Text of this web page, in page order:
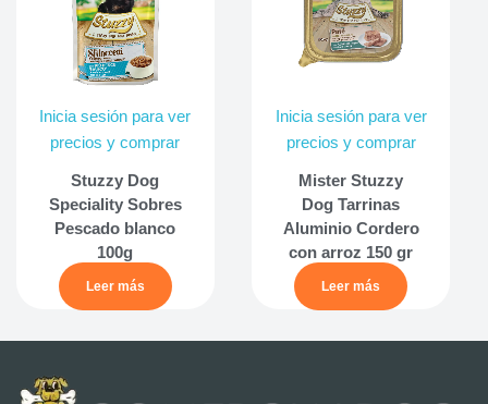
Inicia sesión para ver
precios y comprar
Stuzzy Dog
Speciality Sobres
Pescado blanco
100g
Leer más
Inicia sesión para ver
precios y comprar
Mister Stuzzy
Dog Tarrinas
Aluminio Cordero
con arroz 150 gr
Leer más